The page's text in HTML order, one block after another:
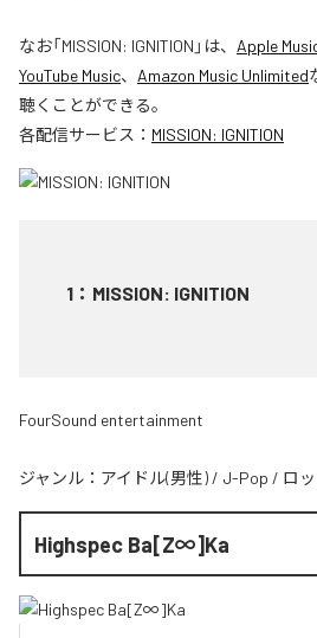
なお「MISSION: IGNITION 」は、 Apple
YouTube Music、 Amazon Music Unlimited
聴くことができる。
各配信サービス： MISSION: IGNITION
1 ： MISSION: IGNITION
FourSound entertainment
ジャンル： アイドル(男性) / J-Pop / ロ
Highspec Ba[Z∞]Ka